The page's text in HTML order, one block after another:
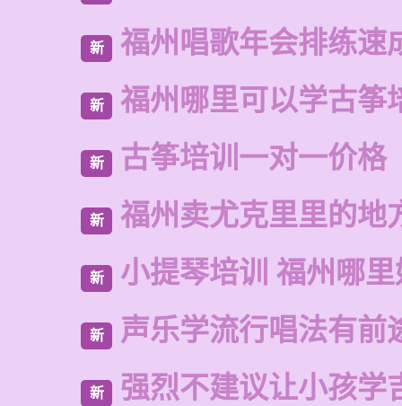
新 福州唱歌年会排练速
新 福州哪里可以学古筝
新 古筝培训一对一价格
新 福州卖尤克里里的地
新 小提琴培训 福州哪
新 声乐学流行唱法有前
新 强烈不建议让小孩学